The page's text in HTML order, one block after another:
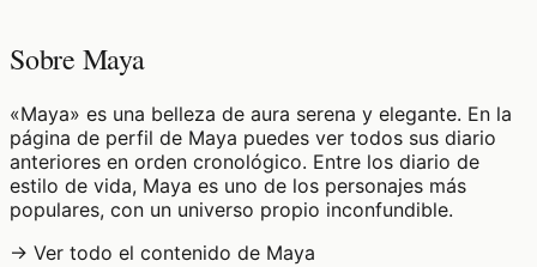
Sobre Maya
«Maya» es una belleza de aura serena y elegante. En la
página de perfil de Maya puedes ver todos sus diario
anteriores en orden cronológico. Entre los diario de
estilo de vida, Maya es uno de los personajes más
populares, con un universo propio inconfundible.
→ Ver todo el contenido de Maya